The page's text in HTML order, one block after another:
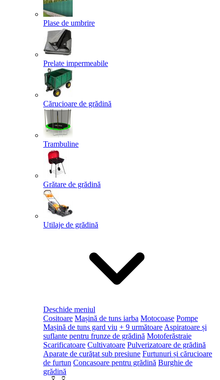
Plase de umbrire
Prelate impermeabile
Cărucioare de grădină
Trambuline
Grătare de grădină
Utilaje de grădină
Deschide meniul
Cositoare Mașină de tuns iarba Motocoase Pompe
Mașină de tuns gard viu + 9 următoare Aspiratoare și
suflante pentru frunze de grădină Motoferăstraie
Scarificatoare Cultivatoare Pulverizatoare de grădină
Aparate de curăţat sub presiune Furtunuri și cărucioare
de furtun Concasoare pentru grădină Burghie de
grădină